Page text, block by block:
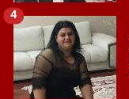
4